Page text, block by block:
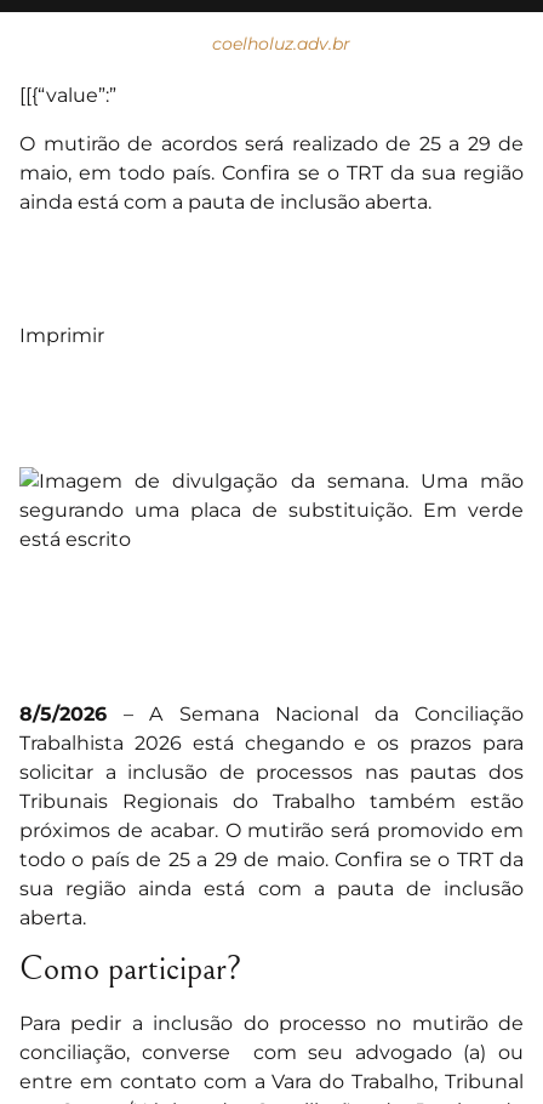
coelholuz.adv.br
[[{“value”:”
O mutirão de acordos será realizado de 25 a 29 de
maio, em todo país. Confira se o TRT da sua região
ainda está com a pauta de inclusão aberta.
Imprimir
8/5/2026– A Semana Nacional da Conciliação
Trabalhista 2026 está chegando e os prazos para
solicitar a inclusão de processos nas pautas dos
Tribunais Regionais do Trabalho também estão
próximos de acabar. O mutirão será promovido em
todo o país de 25 a 29 de maio. Confira se o TRT da
sua região ainda está com a pauta de inclusão
aberta.
Como participar?
Para pedir a inclusão do processo no mutirão de
conciliação, converse com seu advogado (a) ou
entre em contato com a Vara do Trabalho, Tribunal